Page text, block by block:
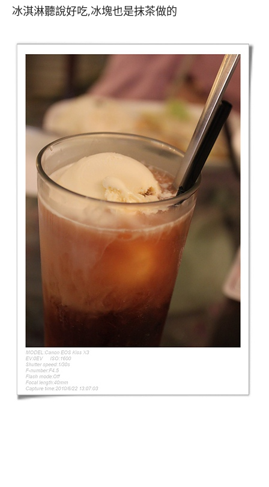
冰淇淋聽說好吃,冰塊也是抹茶做的